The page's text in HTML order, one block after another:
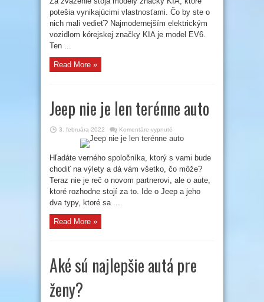
za
pozornosť!
potešia vynikajúcimi vlastnosťami. Čo by ste o
nich mali vedieť? Najmodernejším elektrickým
vozidlom kórejskej značky KIA je model EV6.
Ten ...
Read More »
Jeep nie je len terénne auto
3. februára 2022 Komentáre vypnuté
Jeep
nie
terénne
auto
Hľadáte verného spoločníka, ktorý s vami bude
chodiť na výlety a dá vám všetko, čo môže?
Teraz nie je reč o novom partnerovi, ale o aute,
ktoré rozhodne stojí za to. Ide o Jeep a jeho
dva typy, ktoré sa ...
Read More »
Aké sú najlepšie autá pre
ženy?